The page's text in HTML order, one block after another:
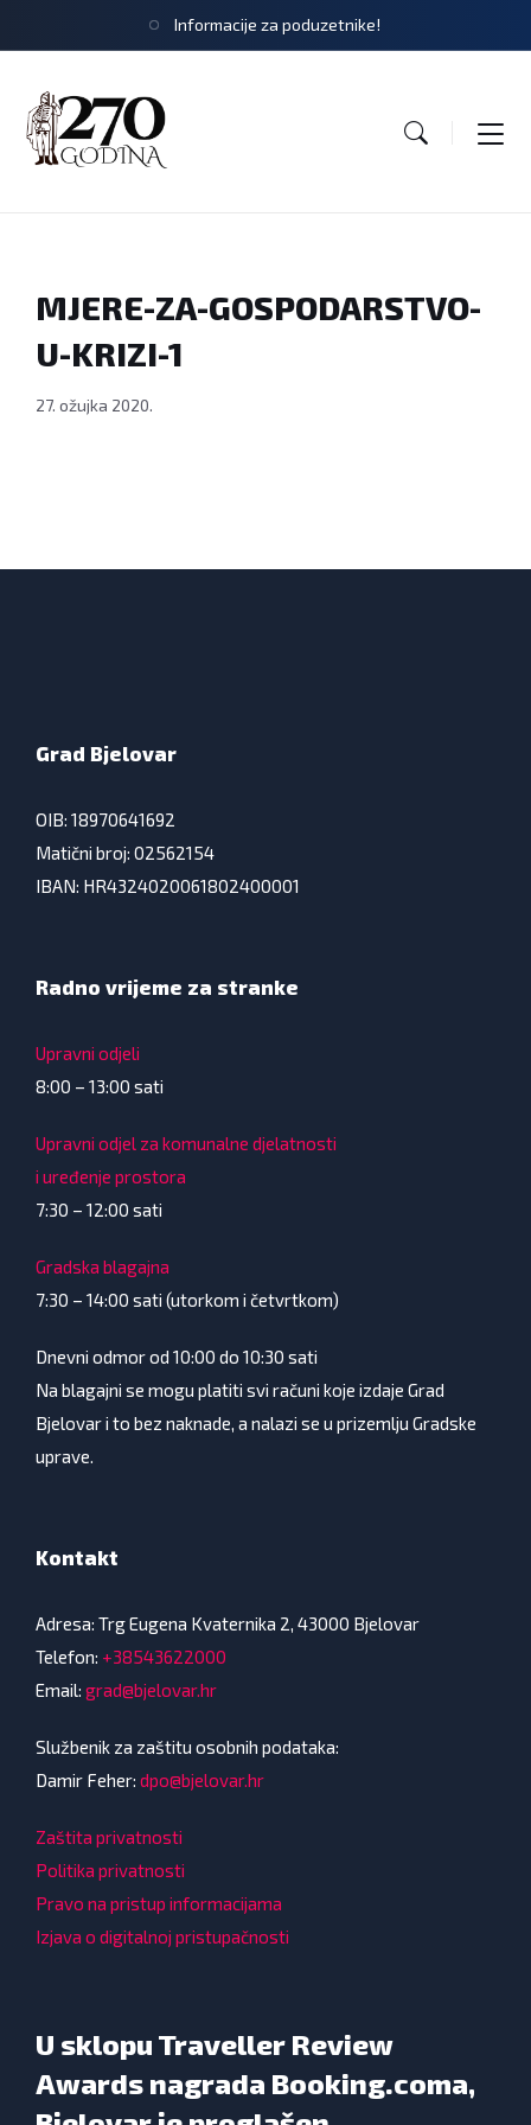
Informacije za poduzetnike!
MJERE-ZA-GOSPODARSTVO-
U-KRIZI-1
27. ožujka 2020.
Grad Bjelovar
OIB: 18970641692
Matični broj: 02562154
IBAN: HR4324020061802400001
Radno vrijeme za stranke
Upravni odjeli
8:00 – 13:00 sati
Upravni odjel za komunalne djelatnosti
i uređenje prostora
7:30 – 12:00 sati
Gradska blagajna
7:30 – 14:00 sati (utorkom i četvrtkom)
Dnevni odmor od 10:00 do 10:30 sati
Na blagajni se mogu platiti svi računi koje izdaje Grad
Bjelovar i to bez naknade, a nalazi se u prizemlju Gradske
uprave.
Kontakt
Adresa: Trg Eugena Kvaternika 2, 43000 Bjelovar
Telefon: +38543622000
Email: grad@bjelovar.hr
Službenik za zaštitu osobnih podataka:
Damir Feher: dpo@bjelovar.hr
Zaštita privatnosti
Politika privatnosti
Pravo na pristup informacijama
Izjava o digitalnoj pristupačnosti
U sklopu Traveller Review
Awards nagrada Booking.coma,